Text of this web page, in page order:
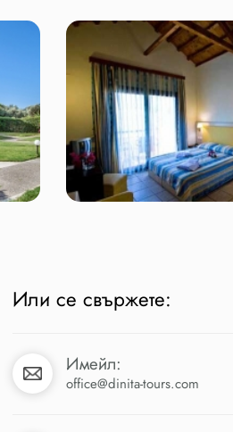
Или се свържете:
Имейл:
office@dinita-tours.com